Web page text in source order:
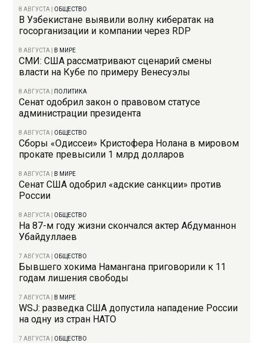
8 АВГУСТА ОБЩЕСТВО
В Узбекистане выявили волну кибератак на
госорганизации и компании через RDP
8 АВГУСТА В МИРЕ
СМИ: США рассматривают сценарий смены
власти на Кубе по примеру Венесуэлы
8 АВГУСТА ПОЛИТИКА
Сенат одобрил закон о правовом статусе
администрации президента
8 АВГУСТА ОБЩЕСТВО
Сборы «Одиссеи» Кристофера Нолана в мировом
прокате превысили 1 млрд долларов
8 АВГУСТА В МИРЕ
Сенат США одобрил «адские санкции» против
России
8 АВГУСТА ОБЩЕСТВО
На 87-м году жизни скончался актер Абдуманнон
Убайдуллаев
7 АВГУСТА ОБЩЕСТВО
Бывшего хокима Намангана приговорили к 11
годам лишения свободы
7 АВГУСТА В МИРЕ
WSJ: разведка США допустила нападение России
на одну из стран НАТО
7 АВГУСТА ОБЩЕСТВО